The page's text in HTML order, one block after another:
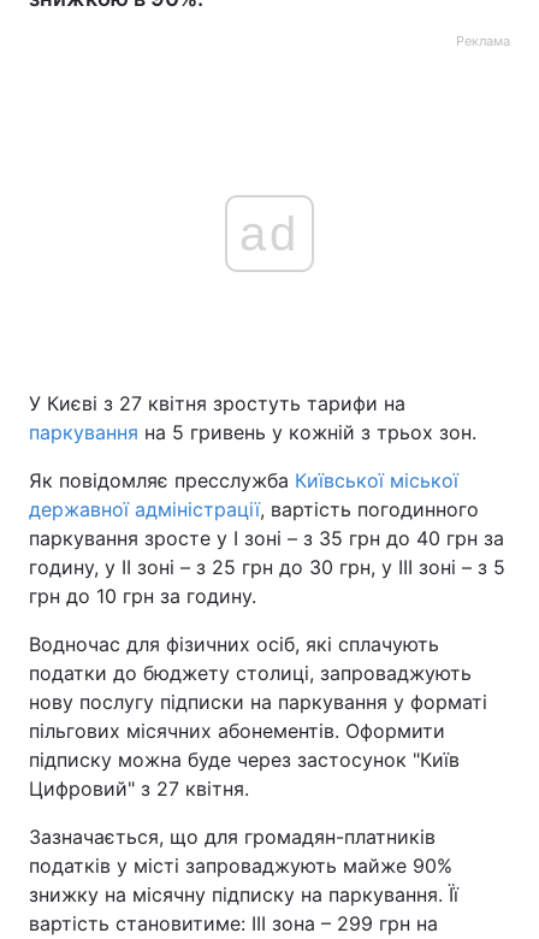
Реклама
ad
У Києві з 27 квітня зростуть тарифи на
паркування на 5 гривень у кожній з трьох зон.
Як повідомляє пресслужба Київської міської
державної адміністрації, вартість погодинного
паркування зросте у І зоні – з 35 грн до 40 грн за
годину, у ІІ зоні – з 25 грн до 30 грн, у ІІІ зоні – з 5
грн до 10 грн за годину.
Водночас для фізичних осіб, які сплачують
податки до бюджету столиці, запроваджують
нову послугу підписки на паркування у форматі
пільгових місячних абонементів. Оформити
підписку можна буде через застосунок "Київ
Цифровий" з 27 квітня.
Зазначається, що для громадян-платників
податків у місті запроваджують майже 90%
знижку на місячну підписку на паркування. Її
вартість становитиме: ІІІ зона – 299 грн на